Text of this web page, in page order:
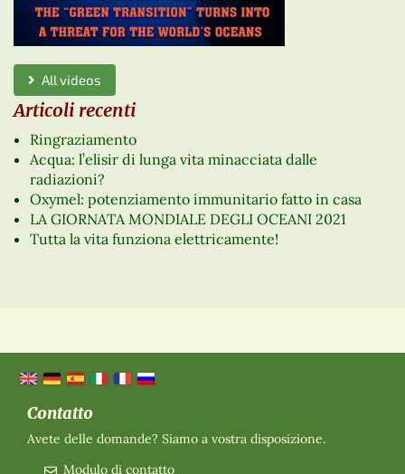
All videos
Articoli recenti
Ringraziamento
Acqua: l’elisir di lunga vita minacciata dalle
radiazioni?
Oxymel: potenziamento immunitario fatto in casa
LA GIORNATA MONDIALE DEGLI OCEANI 2021
Tutta la vita funziona elettricamente!
Contatto
Avete delle domande? Siamo a vostra disposizione.
Modulo di contatto